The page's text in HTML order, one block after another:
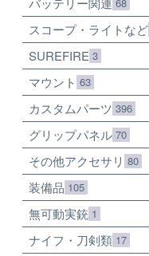
スコープ・ライトなど
SUREFIRE 3
マウント 63
カスタムパーツ 396
グリップパネル 70
その他アクセサリ 80
装備品 105
無可動実銃 1
ナイフ・刀剣類 17